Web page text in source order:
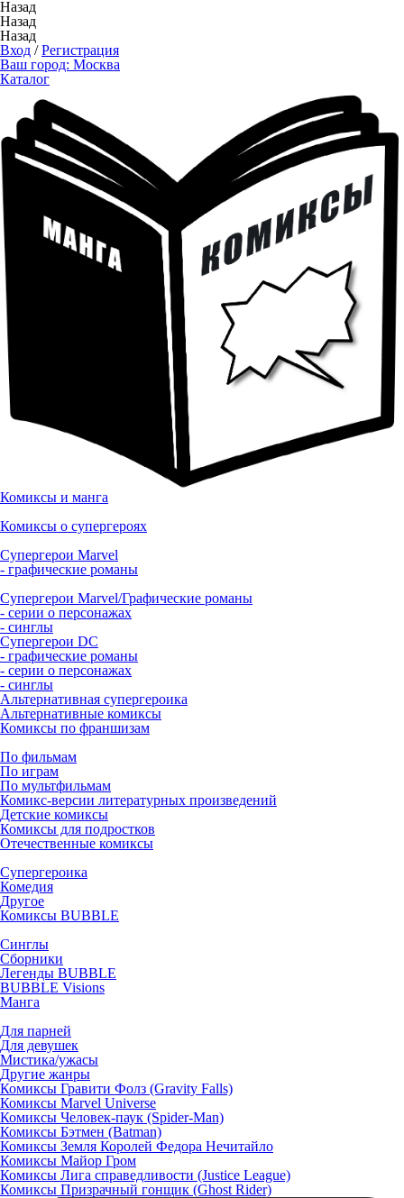
Назад
Назад
Назад
Вход /Регистрация
Ваш город: Москва
Каталог
Комиксы и манга
Комиксы о супергероях
Супергерои Marvel
- графические романы
Супергерои Marvel/Графические романы
- серии о персонажах
- синглы
Супергерои DC
- графические романы
- серии о персонажах
- синглы
Альтернативная супергероика
Альтернативные комиксы
Комиксы по франшизам
По фильмам
По играм
По мультфильмам
Комикс-версии литературных произведений
Детские комиксы
Комиксы для подростков
Отечественные комиксы
Супергероика
Комедия
Другое
Комиксы BUBBLE
Синглы
Сборники
Легенды BUBBLE
BUBBLE Visions
Манга
Для парней
Для девушек
Мистика/ужасы
Другие жанры
Комиксы Гравити Фолз (Gravity Falls)
Комиксы Marvel Universe
Комиксы Человек-паук (Spider-Man)
Комиксы Бэтмен (Batman)
Комиксы Земля Королей Федора Нечитайло
Комиксы Майор Гром
Комиксы Лига справедливости (Justice League)
Комиксы Призрачный гонщик (Ghost Rider)